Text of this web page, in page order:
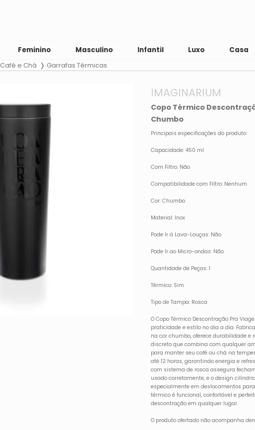
Feminino Masculino Infantil Luxo Casa
Café e Chá Garrafas Térmicas
IMAGINARIUM
Copo Térmico
Chumbo
Principais especificações do produto:
Capacidade: 450 ml
Com Filtro: Não
Compatibilidade com Filtro: Nenhum
Cor: Chumbo
Material: Inox
Pode Ir à Lava-Louças: Não
Pode Ir ao Micro-ondas: Não
Quantidade de Peças: 1
Térmico: Sim
Tipo de Tampa: Rosca
O Copo Térmico Descontração Pra
praticidade e estilo no dia a dia.
na cor chumbo, oferece durabilidade
discreto que combina com qualquer
para manter seu café ou chá na
até 12 horas, garantindo energia e
com sistema de rosca assegura
usado corretamente, e o design
especialmente em deslocamentos
térmico é funcional, confortável e
descontração em qualquer lugar.
O produto ofertado não acompanha